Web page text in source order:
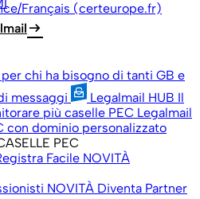
Français (certeurope.fr)
arrow_right_alt
per chi ha bisogno di tanti GB e
messaggi
Legalmail HUB Il
più caselle PEC Legalmail
con dominio personalizzato
PEC
Facile NOVITÀ
NOVITÀ Diventa Partner